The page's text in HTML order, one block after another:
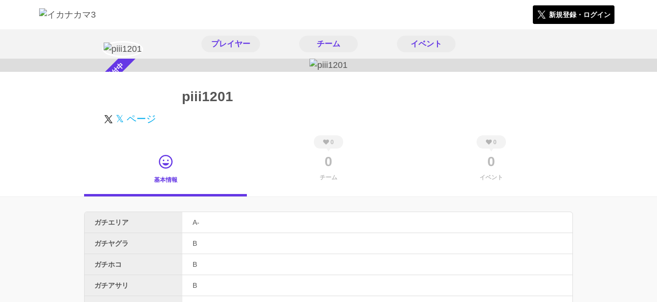
新規登録・ログイン
プレイヤー チーム イベント
スカウト受付中 piii1201
𝕏 ページ
基本情報
0
0
チーム
0
0
イベント
ガチエリア A-
ガチヤグラ B
ガチホコ B
ガチアサリ B